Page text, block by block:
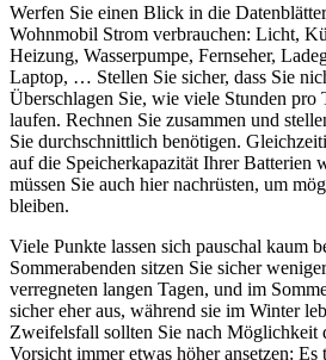
Werfen Sie einen Blick in die
Wohnmobil Strom verbrauchen: Licht,
Heizung, Wasserpumpe, Fernseher,
Laptop, … Stellen Sie sicher, dass Sie
Überschlagen Sie, wie viele Stunden pro
laufen. Rechnen Sie zusammen und
Sie durchschnittlich benötigen.
auf die Speicherkapazität Ihrer Batterien
müssen Sie auch hier nachrüsten, um
bleiben.
Viele Punkte lassen sich pauschal kaum
Sommerabenden sitzen Sie sicher
verregneten langen Tagen, und im
sicher eher aus, während sie im Winter
Zweifelsfall sollten Sie nach Möglichkeit
Vorsicht immer etwas höher ansetzen: